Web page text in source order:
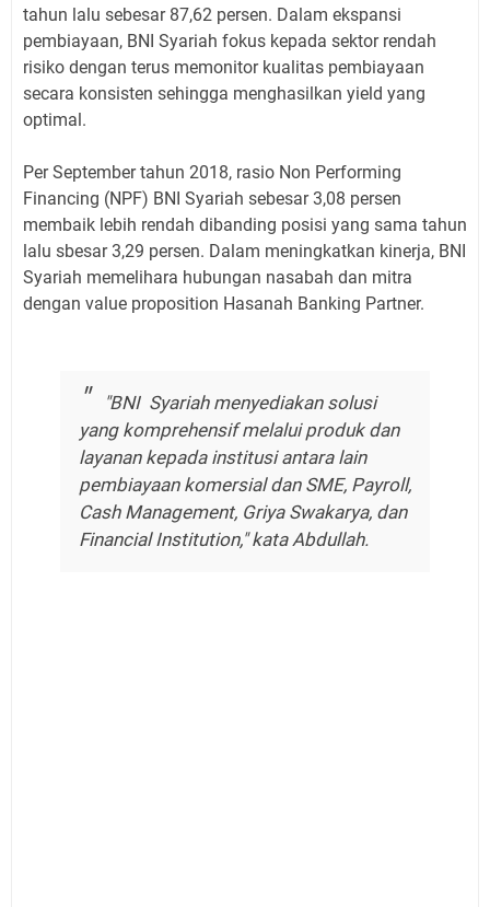
tahun lalu sebesar 87,62 persen. Dalam ekspansi
pembiayaan, BNI Syariah fokus kepada sektor rendah
risiko dengan terus memonitor kualitas pembiayaan
secara konsisten sehingga menghasilkan yield yang
optimal.
Per September tahun 2018, rasio Non Performing
Financing (NPF) BNI Syariah sebesar 3,08 persen
membaik lebih rendah dibanding posisi yang sama tahun
lalu sbesar 3,29 persen. Dalam meningkatkan kinerja, BNI
Syariah memelihara hubungan nasabah dan mitra
dengan value proposition Hasanah Banking Partner.
"BNI Syariah menyediakan solusi
yang komprehensif melalui produk dan
layanan kepada institusi antara lain
pembiayaan komersial dan SME, Payroll,
Cash Management, Griya Swakarya, dan
Financial Institution," kata Abdullah.